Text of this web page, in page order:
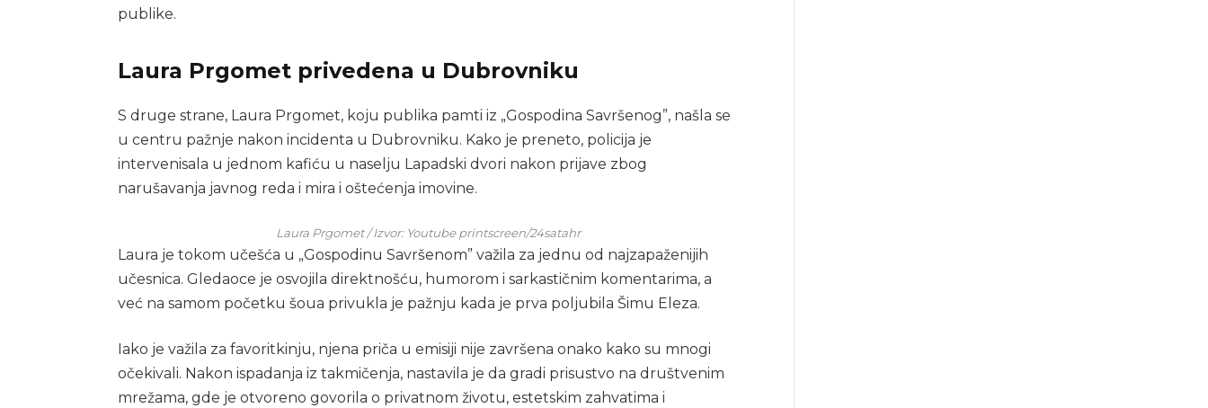
publike.
Laura Prgomet privedena u Dubrovniku
S druge strane, Laura Prgomet, koju publika pamti iz „Gospodina Savršenog”, našla se
u centru pažnje nakon incidenta u Dubrovniku. Kako je preneto, policija je
intervenisala u jednom kafiću u naselju Lapadski dvori nakon prijave zbog
narušavanja javnog reda i mira i oštećenja imovine.
Laura Prgomet / Izvor: Youtube printscreen/24satahr
Laura je tokom učešća u „Gospodinu Savršenom” važila za jednu od najzapaženijih
učesnica. Gledaoce je osvojila direktnošću, humorom i sarkastičnim komentarima, a
već na samom početku šoua privukla je pažnju kada je prva poljubila Šimu Eleza.
Iako je važila za favoritkinju, njena priča u emisiji nije završena onako kako su mnogi
očekivali. Nakon ispadanja iz takmičenja, nastavila je da gradi prisustvo na društvenim
mrežama, gde je otvoreno govorila o privatnom životu, estetskim zahvatima i